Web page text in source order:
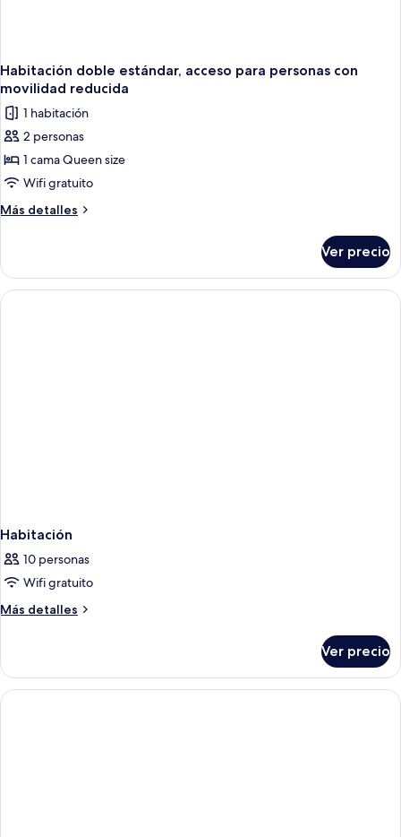
Habitación doble estándar, acceso para personas con
movilidad reducida
1 habitación
2 personas
1 cama Queen size
Wifi gratuito
Más detalles
Más
doble
estándar,
acceso
Ver precio
Habitación
10 personas
Wifi gratuito
Más detalles
Más
Ver precio